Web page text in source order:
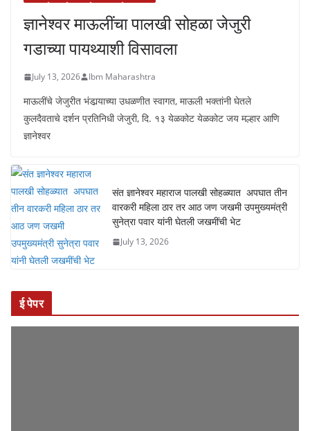
ज्ञानेश्वर माऊलींचा पालखी सोहळा जेजुरी
गडाच्या पायथ्याशी विसावला
July 13, 2026 Ibm Maharashtra
माऊलींचे जेजुरीत भंडार्‍याच्या उधळणीत स्वागत, माऊली भक्तांनी घेतले
कुलदैवताचे दर्शन प्रतिनिधी जेजुरी, दि. १३ येळकोट येळकोट जय मल्हार आणि
ज्ञानेश्वर
संत ज्ञानेश्वर महाराज पालखी सोहळ्यात अपघात तीन
वारकरी महिला ठार तर आठ जण जखमी उपमुख्यमंत्री
सुनेत्रा पवार यांनी घेतली जखमींची भेट
July 13, 2026
ई पेपर